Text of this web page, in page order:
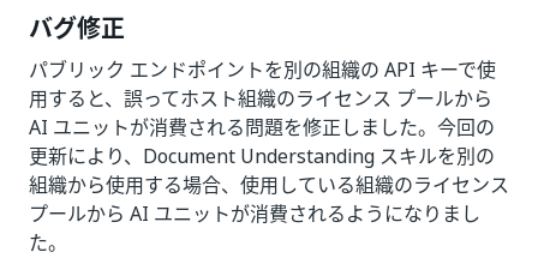
バグ修正
パブリック エンドポイントを別の組織の API キーで使
用すると、誤ってホスト組織のライセンス プールから
AI ユニットが消費される問題を修正しました。今回の
更新により、Document Understanding スキルを別の
組織から使用する場合、使用している組織のライセンス
プールから AI ユニットが消費されるようになりまし
た。